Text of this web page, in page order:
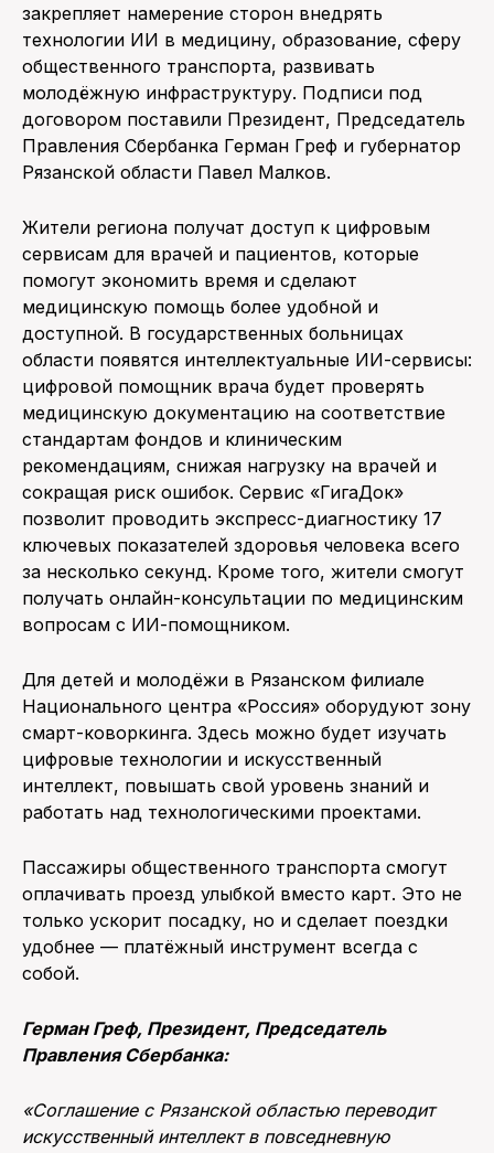
закрепляет намерение сторон внедрять
технологии ИИ в медицину, образование, сферу
общественного транспорта, развивать
молодёжную инфраструктуру. Подписи под
договором поставили Президент, Председатель
Правления Сбербанка Герман Греф и губернатор
Рязанской области Павел Малков.
Жители региона получат доступ к цифровым
сервисам для врачей и пациентов, которые
помогут экономить время и сделают
медицинскую помощь более удобной и
доступной. В государственных больницах
области появятся интеллектуальные ИИ-сервисы:
цифровой помощник врача будет проверять
медицинскую документацию на соответствие
стандартам фондов и клиническим
рекомендациям, снижая нагрузку на врачей и
сокращая риск ошибок. Сервис «ГигаДок»
позволит проводить экспресс-диагностику 17
ключевых показателей здоровья человека всего
за несколько секунд. Кроме того, жители смогут
получать онлайн-консультации по медицинским
вопросам с ИИ-помощником.
Для детей и молодёжи в Рязанском филиале
Национального центра «Россия» оборудуют зону
смарт-коворкинга. Здесь можно будет изучать
цифровые технологии и искусственный
интеллект, повышать свой уровень знаний и
работать над технологическими проектами.
Пассажиры общественного транспорта смогут
оплачивать проезд улыбкой вместо карт. Это не
только ускорит посадку, но и сделает поездки
удобнее — платёжный инструмент всегда с
собой.
Герман Греф, Президент, Председатель
Правления Сбербанка:
«Соглашение с Рязанской областью переводит
искусственный интеллект в повседневную